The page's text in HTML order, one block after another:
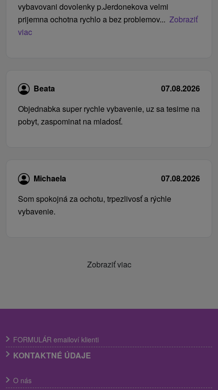
vybavovani dovolenky p.Jerdonekova velmi
prijemna ochotna rychlo a bez problemov... Zobraziť
viac
Beata
07.08.2026
Objednabka super rychle vybavenie, uz sa tesime na
pobyt, zaspominat na mladosť.
Michaela
07.08.2026
Som spokojná za ochotu, trpezlivosť a rýchle
vybavenie.
Zobraziť viac
FORMULÁR emailoví klienti
KONTAKTNÉ ÚDAJE
O nás